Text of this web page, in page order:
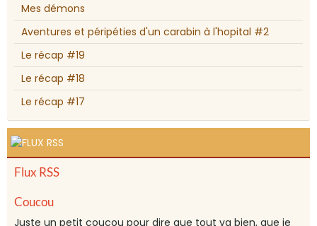
Mes démons
Aventures et péripéties d'un carabin à l'hopital #2
Le récap #19
Le récap #18
Le récap #17
Flux RSS
Coucou
Juste un petit coucou pour dire que tout va bien, que je